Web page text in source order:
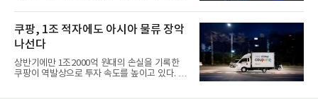
쿠팡, 1조 적자에도 아시아 물류 장악
나선다
상반기에만 1조2000억 원대의 손실을 기록한
쿠팡이 역발상으로 투자 속도를 높이고 있다. 이